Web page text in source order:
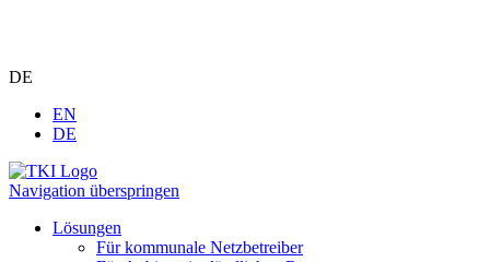
DE
EN
DE
Navigation überspringen
Lösungen
Für kommunale Netzbetreiber